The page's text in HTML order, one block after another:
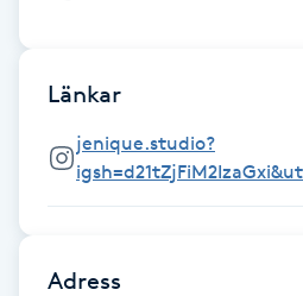
Funktionsanalys
Färgning
Föning
Länkar
jenique.studio?
Adress